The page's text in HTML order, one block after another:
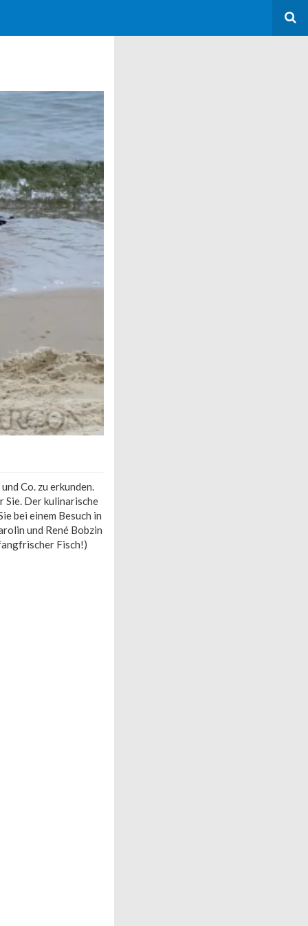
Co. zu erkunden.
Sie. Der kulinarische
bei einem Besuch in
und René Bobzin
Fisch!)